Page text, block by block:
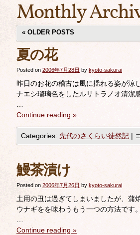
Monthly
« OLDER POSTS
夏の花
Posted on 2006年7月28日 by kyoto-sakurai
昨日のお花の稽古は風に揺れる姿が涼
ナエシ瑠璃色をしたルリトラノオ清
Continue reading »
Categories: 先代のさくらい徒然記 |
鰻茶漬け
Posted on 2006年7月26日 by kyoto-sakurai
土用の丑は過ぎてしまいましたが、蒲
ウナギをを味わうもう一つの方法で
Continue reading »